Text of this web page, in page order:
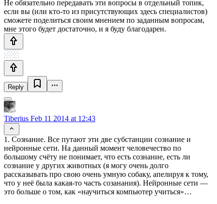
Не обязательно передавать эти вопросы в отдельный топик,
если вы (или кто-то из присутствующих здесь специалистов)
сможете поделиться своим мнением по заданным вопросам,
мне этого будет достаточно, и я буду благодарен.
Reply
Tiberius Feb 11 2014 at 12:43
1. Сознание. Все путают эти две субстанции сознание и
нейронные сети. На данный момент человечество по
большому счёту не понимает, что есть сознание, есть ли
сознание у других животных (я могу очень долго
рассказывать про свою очень умную собаку, апелируя к тому,
что у неё была какая-то часть созанания). Нейронные сети —
это больше о том, как «научиться компьютер учиться»…